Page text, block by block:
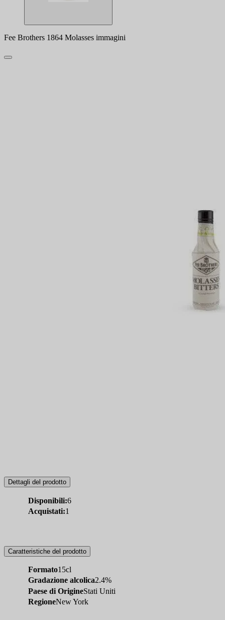
Fee Brothers 1864 Molasses immagini
Dettagli del prodotto
Disponibili:6
Acquistati:1
Caratteristiche del prodotto
Formato15cl
Gradazione alcolica2.4%
Paese di OrigineStati Uniti
RegioneNew York